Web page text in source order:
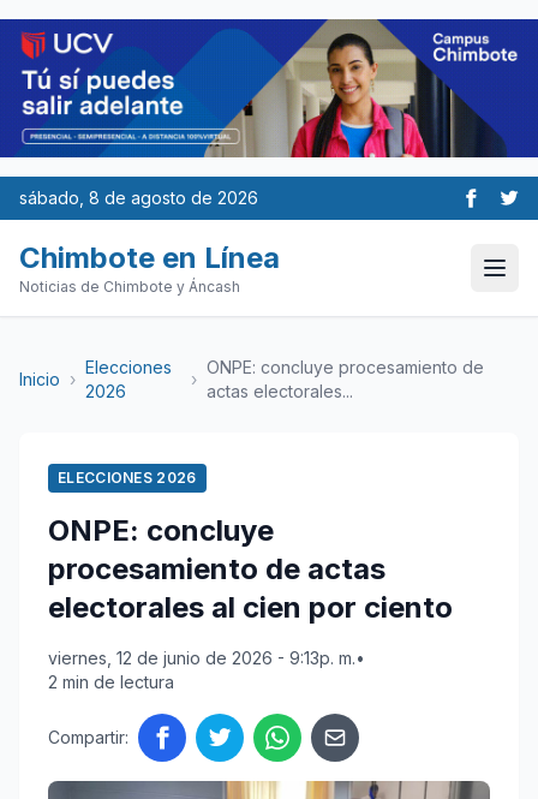
sábado, 8 de agosto de 2026
Chimbote en Línea
Noticias de Chimbote y Áncash
Inicio ›
Elecciones
2026
›
ONPE: concluye procesamiento de
actas electorales...
ELECCIONES 2026
ONPE: concluye
procesamiento de actas
electorales al cien por ciento
viernes, 12 de junio de 2026 - 9:13p. m.•
2 min de lectura
Compartir: